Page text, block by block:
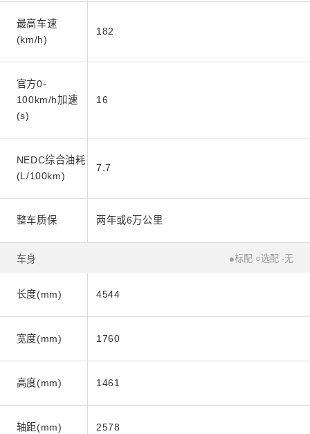
最高车速
(km/h)
182
官方0-
100km/h加速
(s)
16
NEDC综合油耗
(L/100km)
7.7
整车质保 两年或6万公里
车身 ●标配 ○选配 -无
长度(mm) 4544
宽度(mm) 1760
高度(mm) 1461
轴距(mm) 2578